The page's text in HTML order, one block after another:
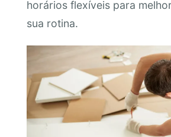
horários flexíveis para
sua rotina.